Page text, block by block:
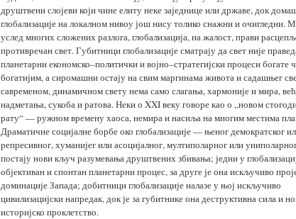
друштвени слојеви који чине елиту неке заједнице или државе, док
глобализације на локалном нивоу још нису толико снажни и очигледни.
услед многих сложених разлога, глобализација, на жалост, прави
противречан свет. Губитници глобализације сматрају да свет није
планетарни економско–политички и војно–стратегијски процеси богате
богатијим, а сиромашни остају на свим маргинама живота и садашњег
савременом, динамичном свету нема само слагања, хармоније и мира,
надметања, сукоба и ратова. Неки о XXI веку говоре као о „новом
рату“ — ружном времену хаоса, немира и насиља на многим местима
Драматичне социјалне борбе око глобализације — њеног демократског
репресивног, хуманијег или асоцијалног, мултиполарног или
постају нови кључ разумевања друштвених збивања; једни у
објективан и спонтан планетарни процес, за друге је она искључиво
доминације Запада; добитници глобализације налазе у њој искључиво
цивилизацијски напредак, док је за губитнике она деструктивна сила и
историјско проклетство.